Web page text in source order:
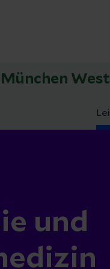
West
und